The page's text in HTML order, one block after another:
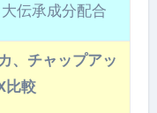
伝承成分配合
比較